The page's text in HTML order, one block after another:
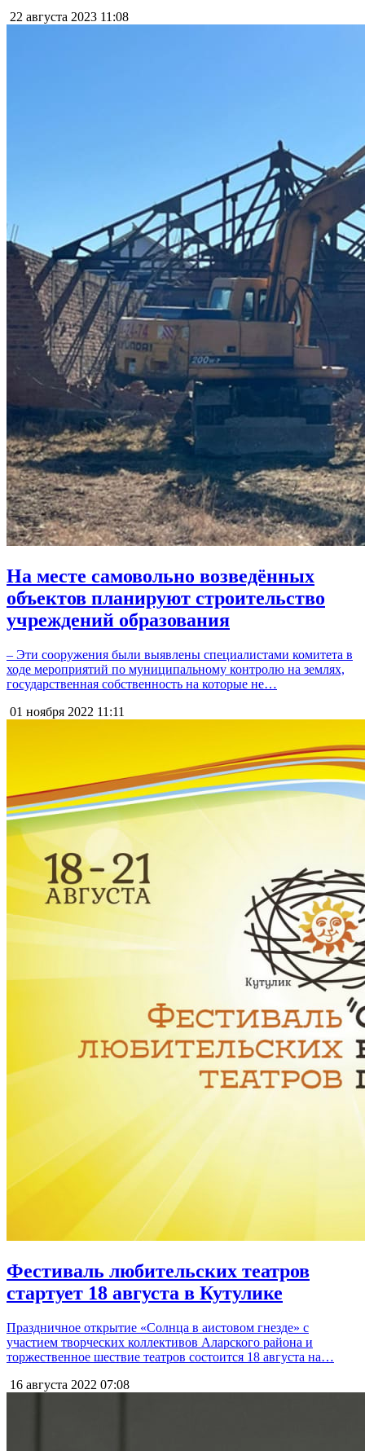
22 августа 2023 11:08
На месте самовольно возведённых
объектов планируют строительство
учреждений образования
– Эти сооружения были выявлены специалистами комитета в
ходе мероприятий по муниципальному контролю на землях,
государственная собственность на которые не…
01 ноября 2022 11:11
Фестиваль любительских театров
стартует 18 августа в Кутулике
Праздничное открытие «Солнца в аистовом гнезде» с
участием творческих коллективов Аларского района и
торжественное шествие театров состоится 18 августа на…
16 августа 2022 07:08